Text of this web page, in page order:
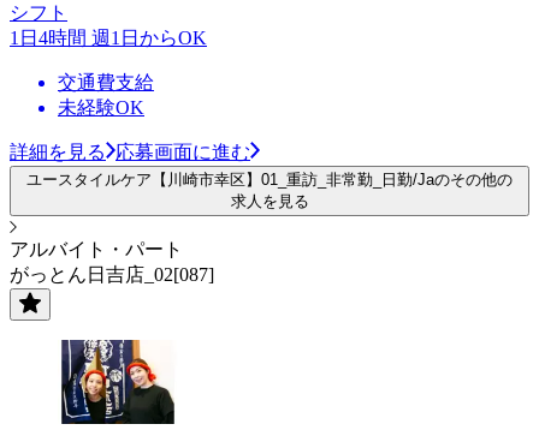
シフト
1日4時間 週1日からOK
交通費支給
未経験OK
詳細を見る 応募画面に進む
ユースタイルケア【川崎市幸区】01_重訪_非常勤_日勤/Jaのその他の
求人を見る
アルバイト・パート
がっとん日吉店_02[087]